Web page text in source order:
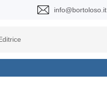
info@bortoloso.it